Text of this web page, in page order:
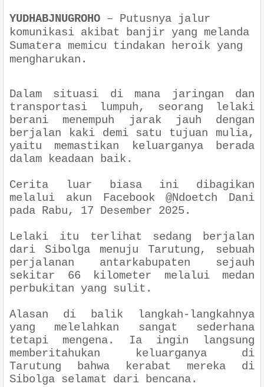
YUDHABJNUGROHO – Putusnya jalur
komunikasi akibat banjir yang melanda
Sumatera memicu tindakan heroik yang
mengharukan.
Dalam situasi di mana jaringan dan
transportasi lumpuh, seorang lelaki
berani menempuh jarak jauh dengan
berjalan kaki demi satu tujuan mulia,
yaitu memastikan keluarganya berada
dalam keadaan baik.
Cerita luar biasa ini dibagikan
melalui akun Facebook @Ndoetch Dani
pada Rabu, 17 Desember 2025.
Lelaki itu terlihat sedang berjalan
dari Sibolga menuju Tarutung, sebuah
perjalanan antarkabupaten sejauh
sekitar 66 kilometer melalui medan
perbukitan yang sulit.
Alasan di balik langkah-langkahnya
yang melelahkan sangat sederhana
tetapi mengena. Ia ingin langsung
memberitahukan keluarganya di
Tarutung bahwa kerabat mereka di
Sibolga selamat dari bencana.